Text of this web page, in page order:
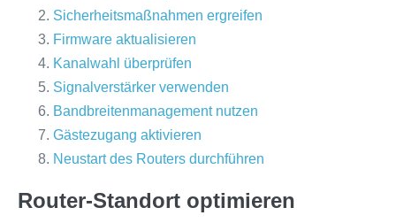
Sicherheitsmaßnahmen ergreifen
Firmware aktualisieren
Kanalwahl überprüfen
Signalverstärker verwenden
Bandbreitenmanagement nutzen
Gästezugang aktivieren
Neustart des Routers durchführen
Router-Standort optimieren